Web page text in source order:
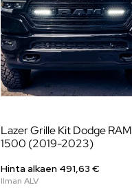
Lazer Grille Kit Dodge RAM
1500 (2019-2023)
Hinta alkaen 491,63€